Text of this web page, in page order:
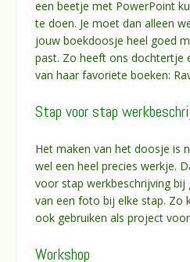
een beetje met PowerPoint
te doen. Je moet dan alleen
jouw boekdoosje heel goed
past. Zo heeft ons dochtertje
van haar favoriete boeken:
Stap voor stap
Het maken van het doosje is
wel een heel precies werkje.
voor stap werkbeschrijving
van een foto bij elke stap. Zo
ook gebruiken als project
Workshop